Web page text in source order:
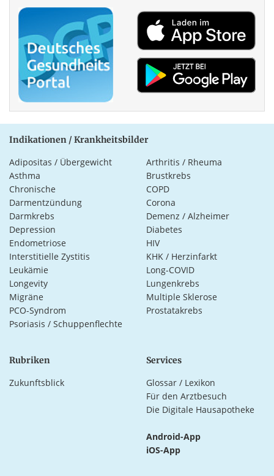
Indikationen / Krankheitsbilder
Adipositas / Übergewicht
Arthritis / Rheuma
Asthma
Brustkrebs
Chronische
Darmentzündung
COPD
Corona
Darmkrebs
Demenz / Alzheimer
Depression
Diabetes
Endometriose
HIV
Interstitielle Zystitis
KHK / Herzinfarkt
Leukämie
Long-COVID
Longevity
Lungenkrebs
Migräne
Multiple Sklerose
PCO-Syndrom
Prostatakrebs
Psoriasis / Schuppenflechte
Rubriken
Zukunftsblick
Services
Glossar / Lexikon
Für den Arztbesuch
Die Digitale Hausapotheke
Android-App
iOS-App